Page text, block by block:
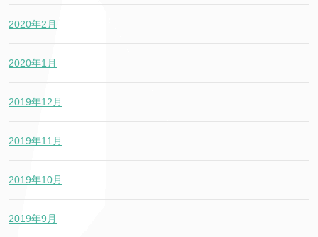
2020年2月
2020年1月
2019年12月
2019年11月
2019年10月
2019年9月